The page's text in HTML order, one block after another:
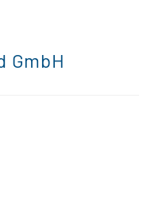
GmbH